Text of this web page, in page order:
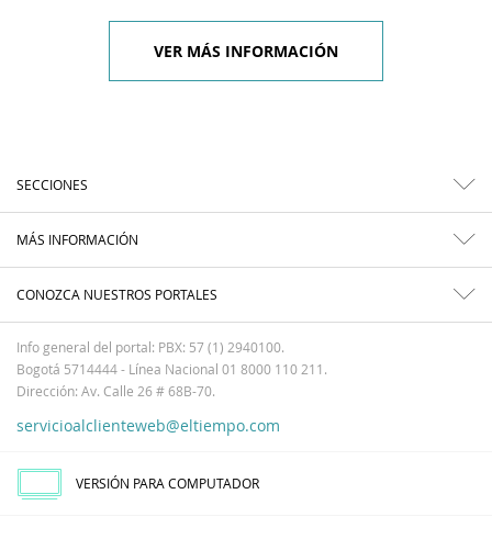
VER MÁS INFORMACIÓN
SECCIONES
MÁS INFORMACIÓN
CONOZCA NUESTROS PORTALES
Info general del portal: PBX: 57 (1) 2940100.
Bogotá 5714444 - Línea Nacional 01 8000 110 211.
Dirección: Av. Calle 26 # 68B-70.
servicioalclienteweb@eltiempo.com
VERSIÓN PARA COMPUTADOR